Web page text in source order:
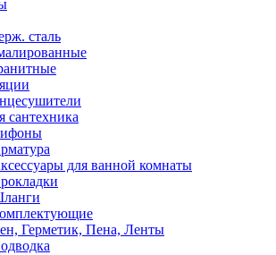
сталь
сантехника
для ванной комнаты
Герметик, Пена, Ленты